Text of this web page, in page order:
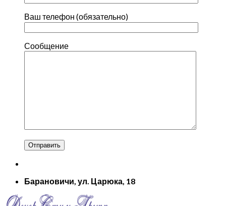
Ваш телефон (обязательно)
Сообщение
Барановичи, ул. Царюка, 18